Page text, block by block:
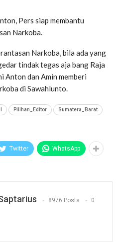
Pers siap membantu
Narkoba.
Narkoba, bila ada yang
tindak tegas aja bang Raja
Anton dan Amin memberi
di Sawahlunto.
Pilihan_Editor Sumatera_Barat
Twitter WhatsApp
8976 Posts 0